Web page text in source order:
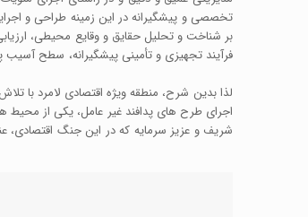
تخصصی و پیشگیرانه در این زمینه طراحی و
بر شناخت و تحلیل حقایق و وقایع محیطی،
فرآیند تجهیزی و تأمینی پیشگیرانه، سطح
لذا بدین شرح، منطقه ویژه اقتصادی لامرد با
اجرای طرح های پدافند غیر عامل، یکی از محیط
شریف و عزیز سرمایه که در این جنگ